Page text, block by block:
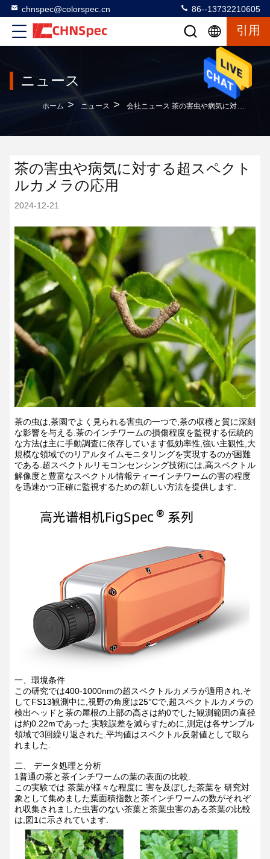
chnspec@colorspec.cn 86--13732210605
引用
ニュース
ホーム > ニュース > 会社ニュース 茶の害虫や病気に対する超スペクトルカメラの応用
茶の害虫や病気に対する超スペクト
ルカメラの応用
2024-12-21
茶の虫は,茶園でよく見られる害虫の一つで,茶の収穫と質に深刻
な影響を与える.茶のインチワームの損傷程度を監視する伝統的
な方法は主に手動調査に依存しています低効率性,強い主観性,大
規模な領域でのリアルタイムモニタリングを実現するのが困難
である.超スペクトルリモコンセンシング技術には,高スペクトル
解像度と豊富なスペクトル情報ティーインチワームの害の程度
を迅速かつ正確に監視するための新しい方法を提供します.
一、環境条件
この研究では400-1000nmの超スペクトルカメラが適用され,そ
してFS13観測中に,視野の角度は25°Cで,超スペクトルカメラの
検出ヘッドと茶の屋根の上部の高さは約0でした観測範囲の直径
は約0.22mであった.実験誤差を減らすために,測定は各サンプル
領域で3回繰り返された.平均値はスペクトル反射値として取ら
れました.
二、 データ処理と分析
1普通の茶と茶インチワームの葉の表面の比較.
この実験では 茶葉が様々な程度に 害を及ぼした茶葉を 研究対
象として集めました葉面積指数と茶インチワームの数がそれぞ
れ収集されました虫害のない茶葉と茶葉虫害のある茶葉の比較
は,図1に示されています.